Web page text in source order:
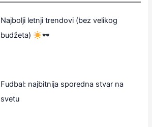
Najbolji letnji trendovi (bez velikog
budžeta)
Fudbal: najbitnija sporedna stvar na
svetu